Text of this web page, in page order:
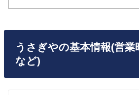
うさぎやの基本情報(営業
など)